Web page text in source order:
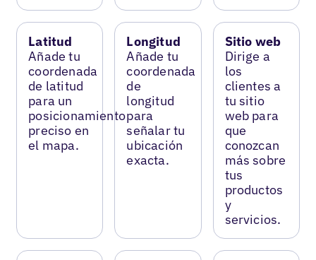
Latitud
Añade tu
coordenada
de latitud
para un
posicionamiento
preciso en
el mapa.
Longitud
Añade tu
coordenada
de
longitud
para
señalar tu
ubicación
exacta.
Sitio web
Dirige a
los
clientes a
tu sitio
web para
que
conozcan
más sobre
tus
productos
y
servicios.